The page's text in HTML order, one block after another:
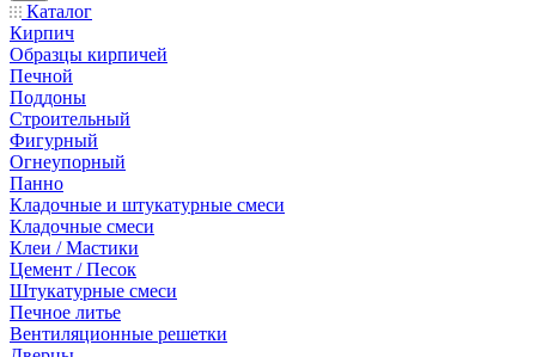
Каталог
Кирпич
Образцы кирпичей
Печной
Поддоны
Строительный
Фигурный
Огнеупорный
Панно
Кладочные и штукатурные смеси
Кладочные смеси
Клеи / Мастики
Цемент / Песок
Штукатурные смеси
Печное литье
Вентиляционные решетки